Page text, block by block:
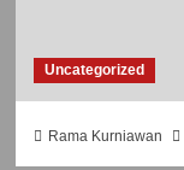
Uncategorized
Rama Kurniawan